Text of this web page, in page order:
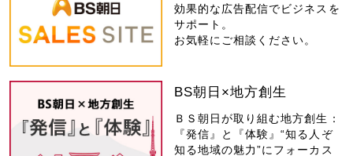
効果的な広告配信でビジネスを
サポート。
お気軽にご相談ください。
BS朝日×地方創生
ＢＳ朝日が取り組む地方創生：
『発信』と『体験』“知る人ぞ
知る地域の魅力”にフォーカス